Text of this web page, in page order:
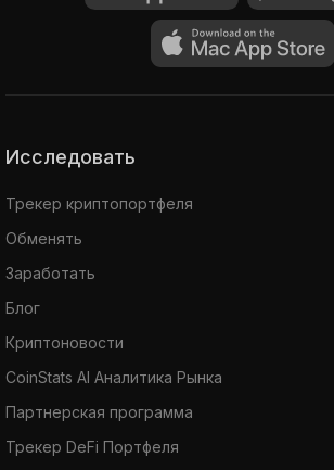
Исследовать
Трекер криптопортфеля
Обменять
Заработать
Блог
Криптоновости
CoinStats AI Аналитика Рынка
Партнерская программа
Трекер DeFi Портфеля